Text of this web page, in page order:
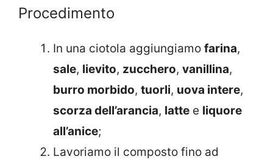
Procedimento
In una ciotola aggiungiamo farina,
sale, lievito, zucchero, vanillina,
burro morbido, tuorli, uova intere,
scorza dell’arancia, latte e liquore
all’anice;
Lavoriamo il composto fino ad